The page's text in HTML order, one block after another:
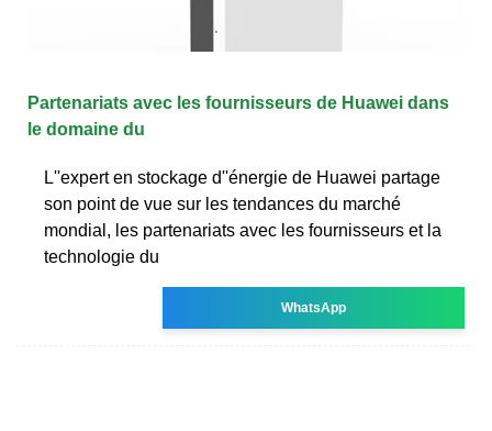
Partenariats avec les fournisseurs de Huawei dans
le domaine du
L''expert en stockage d''énergie de Huawei partage
son point de vue sur les tendances du marché
mondial, les partenariats avec les fournisseurs et la
technologie du
WhatsApp